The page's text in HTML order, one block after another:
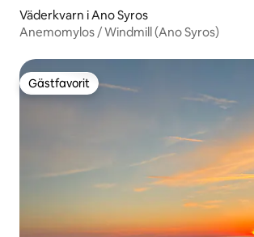
Väderkvarn i Ano Syros
Anemomylos / Windmill (Ano Syros)
Gästfavorit
Gästfavorit